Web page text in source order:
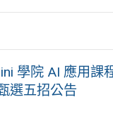
學院 AI 應用課
選五招公告